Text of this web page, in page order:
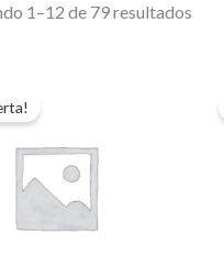
1–12 de 79 resultados